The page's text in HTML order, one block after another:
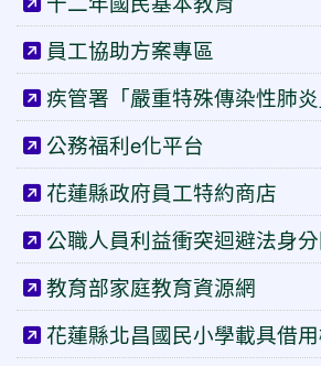
員工協助方案專區
疾管署「嚴重特殊傳染性肺
公務福利e化平台
花蓮縣政府員工特約商店
公職人員利益衝突迴避法身
教育部家庭教育資源網
花蓮縣北昌國民小學載具借